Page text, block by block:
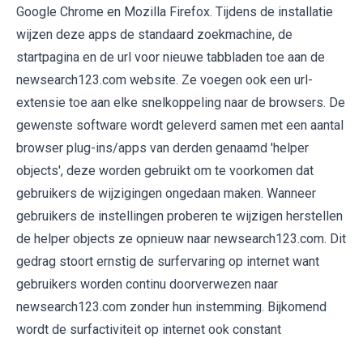
Google Chrome en Mozilla Firefox. Tijdens de installatie
wijzen deze apps de standaard zoekmachine, de
startpagina en de url voor nieuwe tabbladen toe aan de
newsearch123.com website. Ze voegen ook een url-
extensie toe aan elke snelkoppeling naar de browsers. De
gewenste software wordt geleverd samen met een aantal
browser plug-ins/apps van derden genaamd 'helper
objects', deze worden gebruikt om te voorkomen dat
gebruikers de wijzigingen ongedaan maken. Wanneer
gebruikers de instellingen proberen te wijzigen herstellen
de helper objects ze opnieuw naar newsearch123.com. Dit
gedrag stoort ernstig de surfervaring op internet want
gebruikers worden continu doorverwezen naar
newsearch123.com zonder hun instemming. Bijkomend
wordt de surfactiviteit op internet ook constant